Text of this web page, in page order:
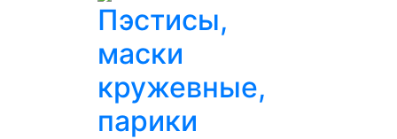
Пэстисы,
маски
кружевные,
парики